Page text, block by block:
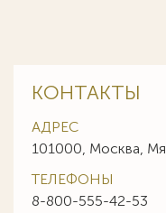
КОНТАКТЫ
АДРЕС
101000, Москва,
ТЕЛЕФОНЫ
8-800-555-42-53